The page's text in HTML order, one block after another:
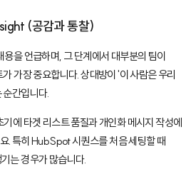
(공감과 통찰)
을 언급하며, 그 단계에서 대부분의 팀이
가장 중요합니다. 상대방이 '이 사람은 우리
간입니다.
기에 타겟 리스트 품질과 개인화 메시지 작성에
. 특히 HubSpot 시퀀스를 처음 세팅할 때
는 경우가 많습니다.